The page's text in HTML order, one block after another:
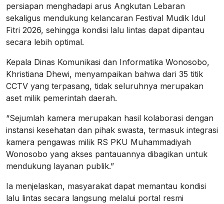
persiapan menghadapi arus Angkutan Lebaran
sekaligus mendukung kelancaran Festival Mudik Idul
Fitri 2026, sehingga kondisi lalu lintas dapat dipantau
secara lebih optimal.
Kepala Dinas Komunikasi dan Informatika Wonosobo,
Khristiana Dhewi, menyampaikan bahwa dari 35 titik
CCTV yang terpasang, tidak seluruhnya merupakan
aset milik pemerintah daerah.
“Sejumlah kamera merupakan hasil kolaborasi dengan
instansi kesehatan dan pihak swasta, termasuk integrasi
kamera pengawas milik RS PKU Muhammadiyah
Wonosobo yang akses pantauannya dibagikan untuk
mendukung layanan publik.”
Ia menjelaskan, masyarakat dapat memantau kondisi
lalu lintas secara langsung melalui portal resmi